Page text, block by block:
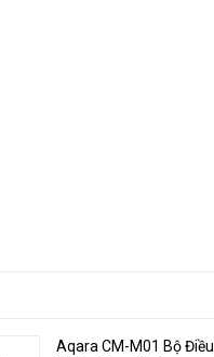
Aqara CM-M01 Bộ Điều